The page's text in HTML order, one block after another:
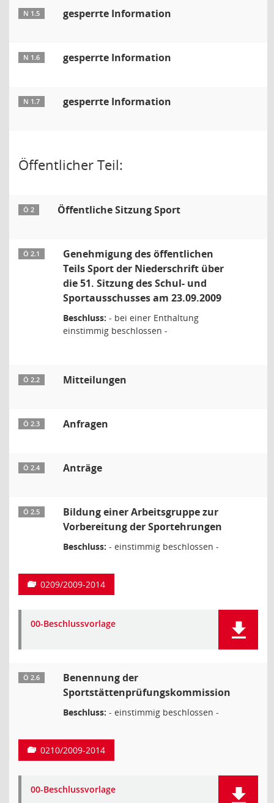
N 1.5 gesperrte Information
N 1.6 gesperrte Information
N 1.7 gesperrte Information
Öffentlicher Teil:
Ö 2 Öffentliche Sitzung Sport
Ö 2.1
Genehmigung des öffentlichen
Teils Sport der Niederschrift über
die 51. Sitzung des Schul- und
Sportausschusses am 23.09.2009
Beschluss: - bei einer Enthaltung
einstimmig beschlossen -
Ö 2.2 Mitteilungen
Ö 2.3 Anfragen
Ö 2.4 Anträge
Ö 2.5
Bildung einer Arbeitsgruppe zur
Vorbereitung der Sportehrungen
Beschluss: - einstimmig beschlossen -
0209/2009-2014
00-Beschlussvorlage
Ö 2.6
Benennung der
Sportstättenprüfungskommission
Beschluss: - einstimmig beschlossen -
0210/2009-2014
00-Beschlussvorlage